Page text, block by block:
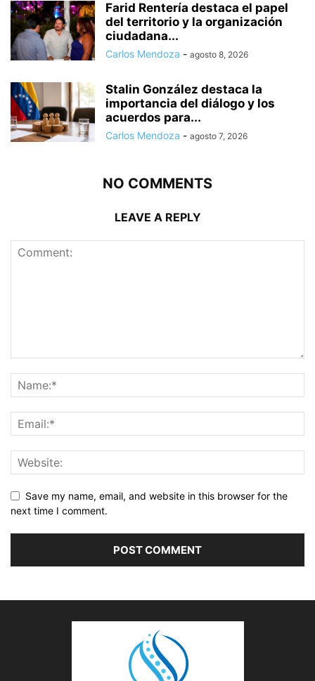
Farid Rentería destaca el papel
del territorio y la organización
ciudadana...
Carlos Mendoza - agosto 8, 2026
Stalin González destaca la
importancia del diálogo y los
acuerdos para...
Carlos Mendoza - agosto 7, 2026
NO COMMENTS
LEAVE A REPLY
Save my name, email, and website in this browser for the
next time I comment.